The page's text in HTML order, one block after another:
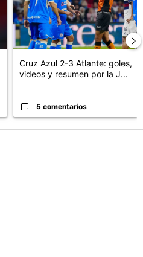
Cruz Azul 2-3 Atlante: goles,
videos y resumen por la J...
5 comentarios